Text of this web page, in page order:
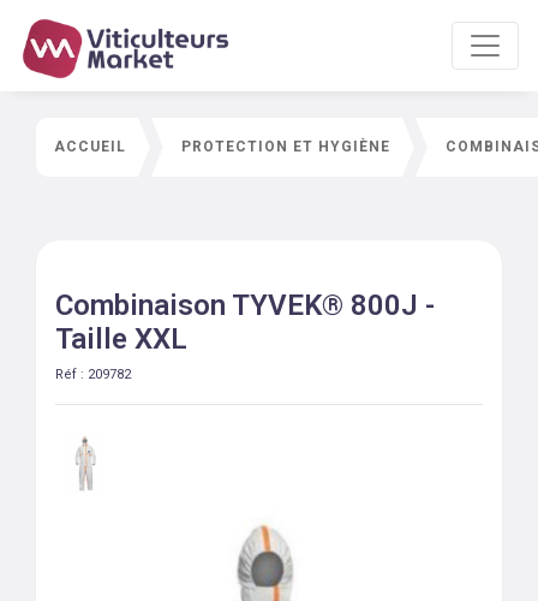
ACCUEIL PROTECTION ET HYGIÈNE
Combinaison TYVEK® 800J -
Taille XXL
Réf : 209782